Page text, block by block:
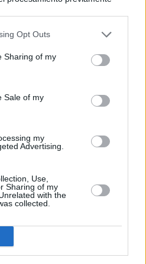
en cuenta que algún
tiene el derecho de
Sus preferencias se aplicarán
de nuevo en este sitio web o
privacidad.
Opt Outs
Sharing of my
Sale of my
my
Advertising.
Use,
Sharing of my
with the
collected.